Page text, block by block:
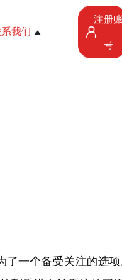
我们
注册账
号
一个备受关注的选项